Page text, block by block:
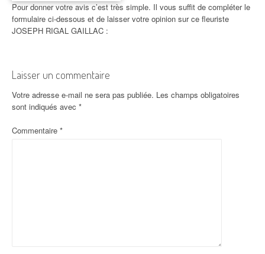
Pour donner votre avis c’est très simple. Il vous suffit de compléter le
formulaire ci-dessous et de laisser votre opinion sur ce fleuriste
JOSEPH RIGAL GAILLAC :
Laisser un commentaire
Votre adresse e-mail ne sera pas publiée. Les champs obligatoires
sont indiqués avec *
Commentaire *